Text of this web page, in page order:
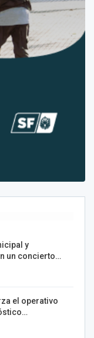
y
un concierto…
el operativo